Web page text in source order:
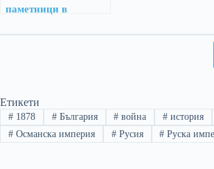
паметници в
столици
Етикети
#1878 #България # война # история
#Османска империя #Русия # Руска